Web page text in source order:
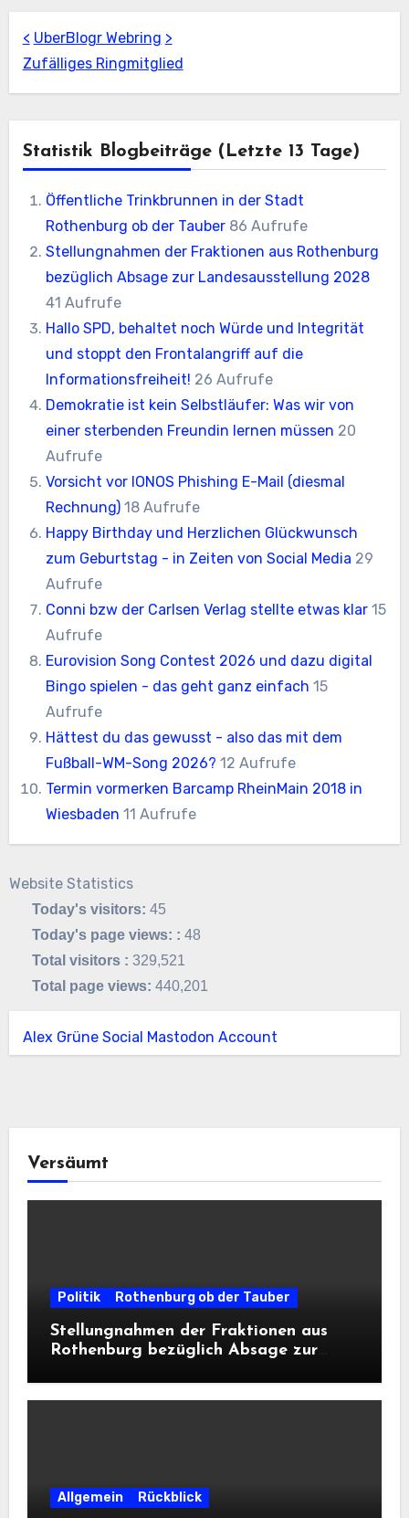
< UberBlogr Webring >
Zufälliges Ringmitglied
Statistik Blogbeiträge (letzte 13 Tage)
Öffentliche Trinkbrunnen in der Stadt
Rothenburg ob der Tauber 86 Aufrufe
Stellungnahmen der Fraktionen aus Rothenburg
bezüglich Absage zur Landesausstellung 2028
41 Aufrufe
Hallo SPD, behaltet noch Würde und Integrität
und stoppt den Frontalangriff auf die
Informationsfreiheit! 26 Aufrufe
Demokratie ist kein Selbstläufer: Was wir von
einer sterbenden Freundin lernen müssen 20
Aufrufe
Vorsicht vor IONOS Phishing E-Mail (diesmal
Rechnung) 18 Aufrufe
Happy Birthday und Herzlichen Glückwunsch
zum Geburtstag - in Zeiten von Social Media 29
Aufrufe
Conni bzw der Carlsen Verlag stellte etwas klar 15
Aufrufe
Eurovision Song Contest 2026 und dazu digital
Bingo spielen - das geht ganz einfach 15
Aufrufe
Hättest du das gewusst - also das mit dem
Fußball-WM-Song 2026? 12 Aufrufe
Termin vormerken Barcamp RheinMain 2018 in
Wiesbaden 11 Aufrufe
Website Statistics
Today's visitors:45
Today's page views: :48
Total visitors :329,521
Total page views:440,201
Alex Grüne Social Mastodon Account
Versäumt
Politik Rothenburg ob der Tauber
Stellungnahmen der Fraktionen aus
Rothenburg bezüglich Absage zur
Allgemein Rückblick